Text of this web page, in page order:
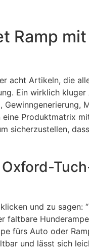
Ramp
Artikeln, die
Ein wirklich
Produktmatrix
sicherzustellen,
und zu
fürs Auto oder
und lässt sich